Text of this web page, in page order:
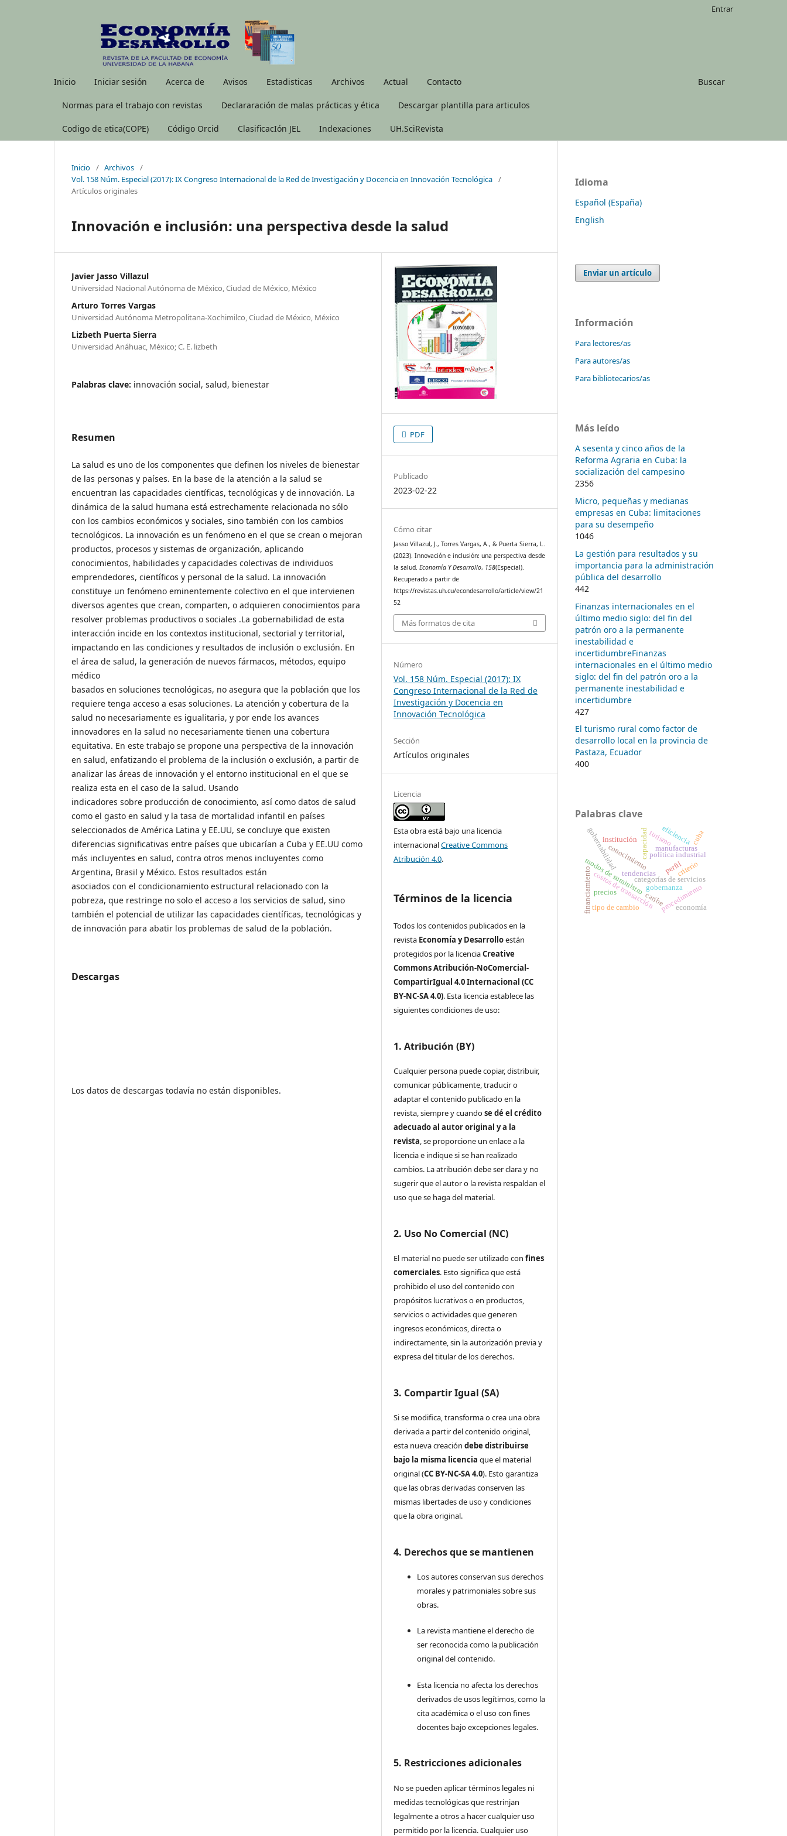
Inicio Iniciar sesión Acerca de Avisos Estadisticas Archivos Actual Contacto
Normas para el trabajo con revistas Declararación de malas prácticas y ética Descargar plantilla para articulos
Codigo de etica(COPE) Código Orcid ClasificacIón JEL Indexaciones UH.SciRevista
Buscar
Entrar
Inicio / Archivos /
Vol. 158 Núm. Especial (2017): IX Congreso Internacional de la Red de Investigación y Docencia en Innovación Tecnológica /
Artículos originales
Innovación e inclusión: una perspectiva desde la salud
Javier Jasso Villazul
Universidad Nacional Autónoma de México, Ciudad de México, México
Arturo Torres Vargas
Universidad Autónoma Metropolitana-Xochimilco, Ciudad de México, México
Lizbeth Puerta Sierra
Universidad Anáhuac, México; C. E. lizbeth
Palabras clave: innovación social, salud, bienestar
Resumen
La salud es uno de los componentes que definen los niveles de bienestar
de las personas y países. En la base de la atención a la salud se
encuentran las capacidades científicas, tecnológicas y de innovación. La
dinámica de la salud humana está estrechamente relacionada no sólo
con los cambios económicos y sociales, sino también con los cambios
tecnológicos. La innovación es un fenómeno en el que se crean o mejoran
productos, procesos y sistemas de organización, aplicando
conocimientos, habilidades y capacidades colectivas de individuos
emprendedores, científicos y personal de la salud. La innovación
constituye un fenómeno eminentemente colectivo en el que intervienen
diversos agentes que crean, comparten, o adquieren conocimientos para
resolver problemas productivos o sociales .La gobernabilidad de esta
interacción incide en los contextos institucional, sectorial y territorial,
impactando en las condiciones y resultados de inclusión o exclusión. En
el área de salud, la generación de nuevos fármacos, métodos, equipo
médico
basados en soluciones tecnológicas, no asegura que la población que los
requiere tenga acceso a esas soluciones. La atención y cobertura de la
salud no necesariamente es igualitaria, y por ende los avances
innovadores en la salud no necesariamente tienen una cobertura
equitativa. En este trabajo se propone una perspectiva de la innovación
en salud, enfatizando el problema de la inclusión o exclusión, a partir de
analizar las áreas de innovación y el entorno institucional en el que se
realiza esta en el caso de la salud. Usando
indicadores sobre producción de conocimiento, así como datos de salud
como el gasto en salud y la tasa de mortalidad infantil en países
seleccionados de América Latina y EE.UU, se concluye que existen
diferencias significativas entre países que ubicarían a Cuba y EE.UU como
más incluyentes en salud, contra otros menos incluyentes como
Argentina, Brasil y México. Estos resultados están
asociados con el condicionamiento estructural relacionado con la
pobreza, que restringe no solo el acceso a los servicios de salud, sino
también el potencial de utilizar las capacidades científicas, tecnológicas y
de innovación para abatir los problemas de salud de la población.
Descargas
Los datos de descargas todavía no están disponibles.
PDF
Publicado
2023-02-22
Cómo citar
Jasso Villazul, J., Torres Vargas, A., & Puerta Sierra, L.
(2023). Innovación e inclusión: una perspectiva desde
la salud.Economía Y Desarrollo, 158(Especial).
Recuperado a partir de
https://revistas.uh.cu/econdesarrollo/article/view/21
52
Más formatos de cita
Número
Vol. 158 Núm. Especial (2017): IX
Congreso Internacional de la Red de
Investigación y Docencia en
Innovación Tecnológica
Sección
Artículos originales
Licencia
Esta obra está bajo una licencia
internacionalCreative Commons
Atribución 4.0.
Términos de la licencia
Todos los contenidos publicados en la
revista Economía y Desarrolloestán
protegidos por la licenciaCreative
Commons Atribución-NoComercial-
CompartirIgual 4.0 Internacional (CC
BY-NC-SA 4.0). Esta licencia establece las
siguientes condiciones de uso:
1. Atribución (BY)
Cualquier persona puede copiar, distribuir,
comunicar públicamente, traducir o
adaptar el contenido publicado en la
revista, siempre y cuandose dé el crédito
adecuado al autor original y a la
revista, se proporcione un enlace a la
licencia e indique si se han realizado
cambios. La atribución debe ser clara y no
sugerir que el autor o la revista respaldan el
uso que se haga del material.
2. Uso No Comercial (NC)
El material no puede ser utilizado confines
comerciales. Esto significa que está
prohibido el uso del contenido con
propósitos lucrativos o en productos,
servicios o actividades que generen
ingresos económicos, directa o
indirectamente, sin la autorización previa y
expresa del titular de los derechos.
3. Compartir Igual (SA)
Si se modifica, transforma o crea una obra
derivada a partir del contenido original,
esta nueva creacióndebe distribuirse
bajo la misma licencia que el material
original (CC BY-NC-SA 4.0). Esto garantiza
que las obras derivadas conserven las
mismas libertades de uso y condiciones
que la obra original.
4. Derechos que se mantienen
Los autores conservan sus derechos
morales y patrimoniales sobre sus
obras.
La revista mantiene el derecho de
ser reconocida como la publicación
original del contenido.
Esta licencia no afecta los derechos
derivados de usos legítimos, como la
cita académica o el uso con fines
docentes bajo excepciones legales.
5. Restricciones adicionales
No se pueden aplicar términos legales ni
medidas tecnológicas que restrinjan
legalmente a otros a hacer cualquier uso
permitido por la licencia. Cualquier uso
Idioma
Español (España)
English
Enviar un artículo
Información
Para lectores/as
Para autores/as
Para bibliotecarios/as
Más leído
A sesenta y cinco años de la
Reforma Agraria en Cuba: la
socialización del campesino
2356
Micro, pequeñas y medianas
empresas en Cuba: limitaciones
para su desempeño
1046
La gestión para resultados y su
importancia para la administración
pública del desarrollo
442
Finanzas internacionales en el
último medio siglo: del fin del
patrón oro a la permanente
inestabilidad e
incertidumbreFinanzas
internacionales en el último medio
siglo: del fin del patrón oro a la
permanente inestabilidad e
incertidumbre
427
El turismo rural como factor de
desarrollo local en la provincia de
Pastaza, Ecuador
400
Palabras clave
categorías de servicios
modos de suministro
tendencias
manufacturas
política industrial
capacidad
conocimiento
costos de transacción
gobernabilidad
gobernanza
institución
financiamiento precios
eficiencia
perfil
procedimiento
caribe
tipo de cambio
turismo
criterio
economía
cuba